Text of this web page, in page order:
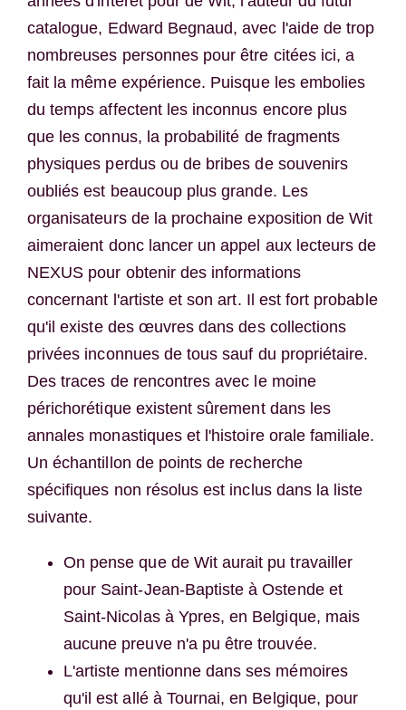
catalogue, Edward Begnaud, avec l'aide de trop
nombreuses personnes pour être citées ici, a
fait la même expérience. Puisque les embolies
du temps affectent les inconnus encore plus
que les connus, la probabilité de fragments
physiques perdus ou de bribes de souvenirs
oubliés est beaucoup plus grande. Les
organisateurs de la prochaine exposition de Wit
aimeraient donc lancer un appel aux lecteurs de
NEXUS pour obtenir des informations
concernant l'artiste et son art. Il est fort probable
qu'il existe des œuvres dans des collections
privées inconnues de tous sauf du propriétaire.
Des traces de rencontres avec le moine
périchorétique existent sûrement dans les
annales monastiques et l'histoire orale familiale.
Un échantillon de points de recherche
spécifiques non résolus est inclus dans la liste
suivante.
On pense que de Wit aurait pu travailler
pour Saint-Jean-Baptiste à Ostende et
Saint-Nicolas à Ypres, en Belgique, mais
aucune preuve n'a pu être trouvée.
L'artiste mentionne dans ses mémoires
qu'il est allé à Tournai, en Belgique, pour